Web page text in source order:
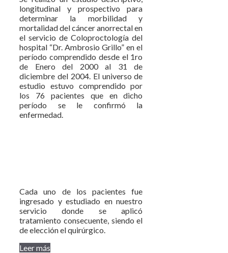
longitudinal y prospectivo para
determinar la morbilidad y
mortalidad del cáncer anorrectal en
el servicio de Coloproctología del
hospital “Dr. Ambrosio Grillo” en el
período comprendido desde el 1ro
de Enero del 2000 al 31 de
diciembre del 2004. El universo de
estudio estuvo comprendido por
los 76 pacientes que en dicho
período se le confirmó la
enfermedad.
Cada uno de los pacientes fue
ingresado y estudiado en nuestro
servicio donde se aplicó
tratamiento consecuente, siendo el
de elección el quirúrgico.
Leer más